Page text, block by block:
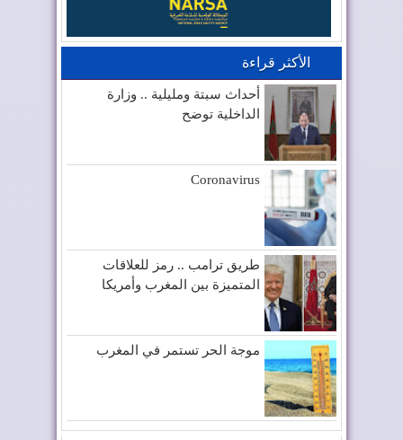
الأكثر قراءة
أحداث سبتة ومليلية .. وزارة
الداخلية توضح
Coronavirus
طريق ترامب .. رمز للعلاقات
المتميزة بين المغرب وأمريكا
موجة الحر تستمر في المغرب